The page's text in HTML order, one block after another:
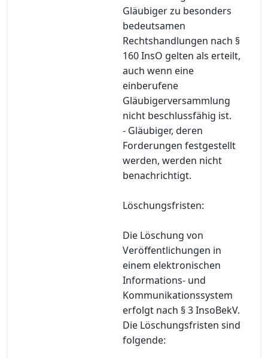
Gläubiger zu besonders
bedeutsamen
Rechtshandlungen nach §
160 InsO gelten als erteilt,
auch wenn eine
einberufene
Gläubigerversammlung
nicht beschlussfähig ist.
- Gläubiger, deren
Forderungen festgestellt
werden, werden nicht
benachrichtigt.
Löschungsfristen:
Die Löschung von
Veröffentlichungen in
einem elektronischen
Informations- und
Kommunikationssystem
erfolgt nach § 3 InsoBekV.
Die Löschungsfristen sind
folgende: